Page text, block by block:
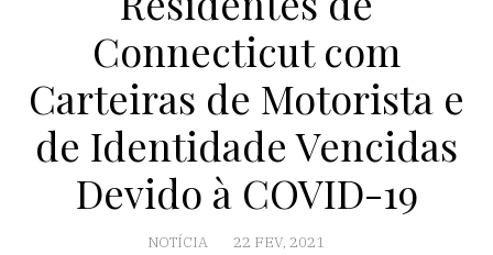
Connecticut com
Carteiras de Motorista e
de Identidade Vencidas
Devido à COVID-19
NOTÍCIA 22 FEV, 2021